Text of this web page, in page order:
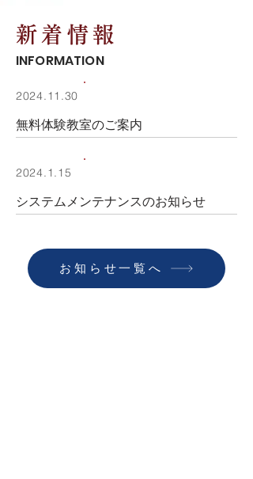
新着情報
INFORMATION
2024.11.30
無料体験教室のご案内
2024.1.15
システムメンテナンスのお知らせ
お知らせ一覧へ